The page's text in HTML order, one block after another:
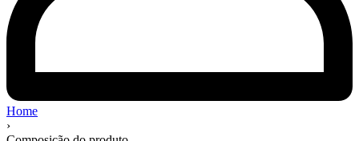
Home
›